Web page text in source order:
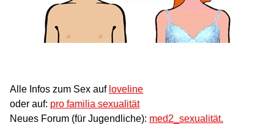
Alle Infos zum Sex auf loveline
oder auf: pro familia sexualität
Neues Forum (für Jugendliche): med2_sexualität.